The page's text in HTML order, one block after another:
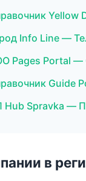
Yellow
Info Line —
Pages Portal
Guide
Hub Spravka —
в